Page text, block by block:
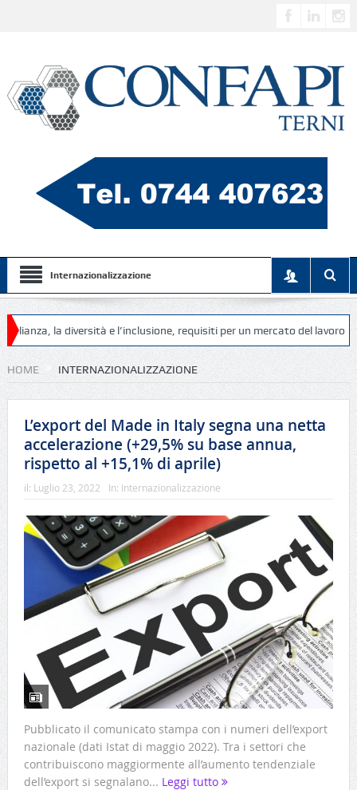
Internazionalizzazione
la diversità e l’inclusione, requisiti per un mercato del lavoro più
HOME INTERNAZIONALIZZAZIONE
L’export del Made in Italy segna una netta
accelerazione (+29,5% su base annua,
rispetto al +15,1% di aprile)
il: Luglio 23, 2022 In: Internazionalizzazione
Pubblicato il comunicato stampa con i numeri dell’export
nazionale (dati Istat di maggio 2022). Tra i settori che
contribuiscono maggiormente all’aumento tendenziale
dell’export si segnalano... Leggi tutto